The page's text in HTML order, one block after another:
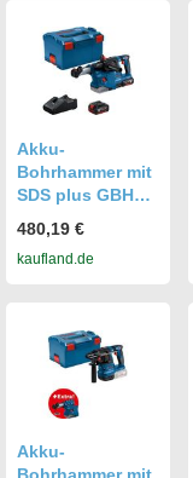
Akku-
Bohrhammer mit
SDS plus GBH
GBA 18V 4.0Ah
in L-BOXX 238
480,19 €
kaufland.de
Akku-